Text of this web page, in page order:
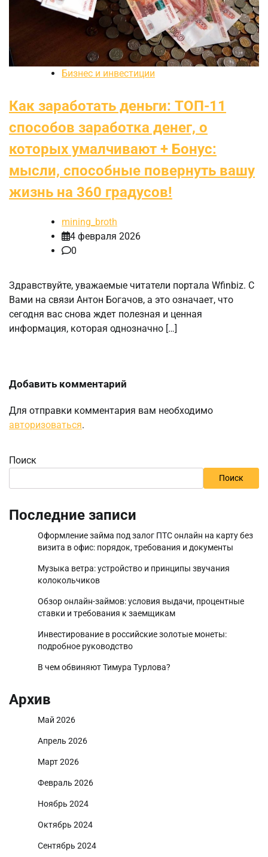
Бизнес и инвестиции
Как заработать деньги: ТОП-11
способов заработка денег, о
которых умалчивают + Бонус:
мысли, способные повернуть вашу
жизнь на 360 градусов!
mining_broth
4 февраля 2026
0
Здравствуйте, уважаемые читатели портала Wfinbiz. С
Вами на связи Антон Богачов, а это означает, что
сегодня вас снова ждет полезная и ценная
информация, которая однозначно […]
Добавить комментарий
Для отправки комментария вам необходимо
авторизоваться.
Поиск
Поиск
Последние записи
Оформление займа под залог ПТС онлайн на карту без
визита в офис: порядок, требования и документы
Музыка ветра: устройство и принципы звучания
колокольчиков
Обзор онлайн-займов: условия выдачи, процентные
ставки и требования к заемщикам
Инвестирование в российские золотые монеты:
подробное руководство
В чем обвиняют Тимура Турлова?
Архив
Май 2026
Апрель 2026
Март 2026
Февраль 2026
Ноябрь 2024
Октябрь 2024
Сентябрь 2024